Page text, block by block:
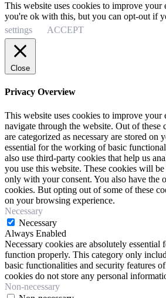
This website uses cookies to improve your
you're ok with this, but you can opt-out if
settings
ACCEPT
Close
Privacy Overview
This website uses cookies to improve your
navigate through the website. Out of these
are categorized as necessary are stored on
essential for the working of basic
also use third-party cookies that help us
you use this website. These cookies will
only with your consent. You also have the
cookies. But opting out of some of these
on your browsing experience.
Necessary
Necessary
Always Enabled
Necessary cookies are absolutely essential
function properly. This category only
basic functionalities and security features
cookies do not store any personal
Non-necessary